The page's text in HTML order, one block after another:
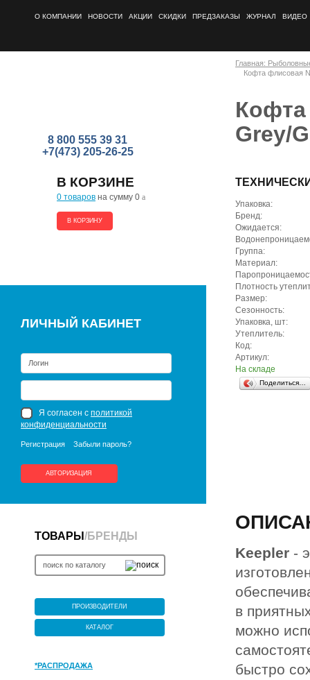
О КОМПАНИИ НОВОСТИ АКЦИИ СКИДКИ ПРЕДЗАКАЗЫ ЖУРНАЛ ВИДЕО
8 800 555 39 31
+7(473) 205-26-25
В КОРЗИНЕ
0 товаров на сумму 0 a
В КОРЗИНУ
ЛИЧНЫЙ КАБИНЕТ
Я согласен с политикой
конфиденциальности
Регистрация Забыли пароль?
АВТОРИЗАЦИЯ
ТОВАРЫ /БРЕНДЫ
ПРОИЗВОДИТЕЛИ
КАТАЛОГ
*РАСПРОДАЖА
Главная:
Кофта флисовая
Grey/
Упаковка:
Бренд:
Ожидается:
Группа:
Материал:
Плотность
Размер:
Сезонность:
Упаковка, шт:
Утеплитель:
Код:
Артикул:
На складе
Поделиться…
Keepler -
в
можно
быстро